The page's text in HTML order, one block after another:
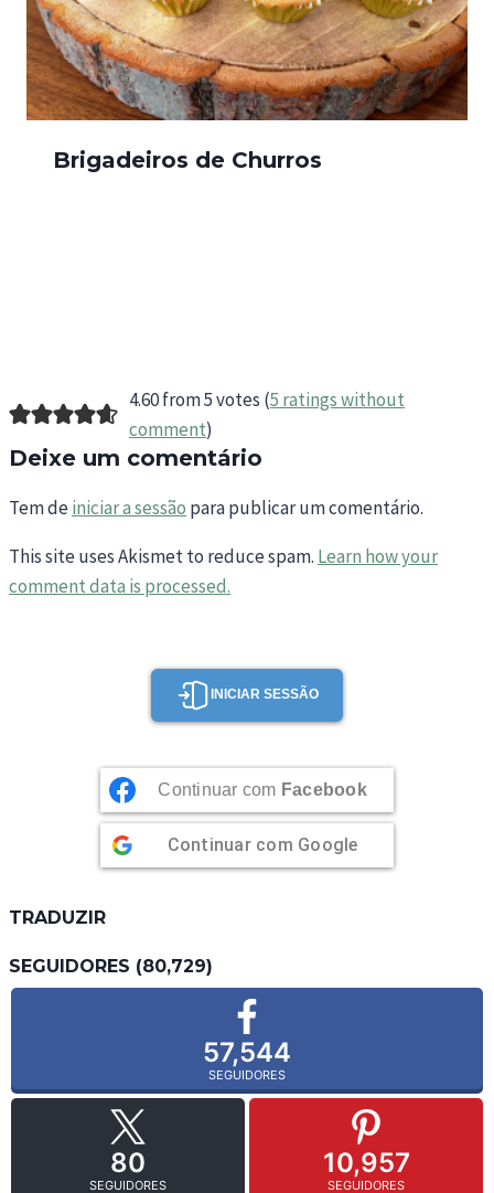
Brigadeiros de Churros
4.60 from 5 votes (5 ratings without
comment)
Deixe um comentário
Tem deiniciar a sessão para publicar um comentário.
This site uses Akismet to reduce spam. Learn how your
comment data is processed.
INICIAR SESSÃO
Continuar com Facebook
Continuar com Google
TRADUZIR
SEGUIDORES (80,729)
57,544
SEGUIDORES
80
SEGUIDORES
10,957
SEGUIDORES